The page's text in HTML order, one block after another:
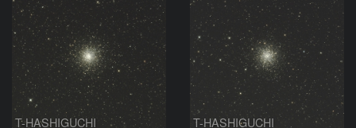
T-HASHIGUCHI T-HASHIGUCHI